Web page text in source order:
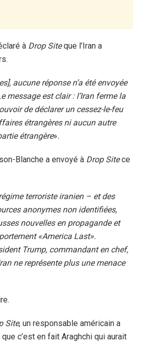
à Drop Siteque l’Iran a
aucune réponse n’a été envoyée
message est clair : l’Iran ferme la
de déclarer un cessez-le-feu
étrangères ni aucun autre
étrangère».
Blanche a envoyé à Drop Sitece
terroriste iranien – et des
anonymes non identifiées,
nouvelles en propagande et
«America Last».
Trump, commandant en chef,
ne représente plus une menace
Site, un responsable américain a
que c’est en fait Araghchi qui aurait